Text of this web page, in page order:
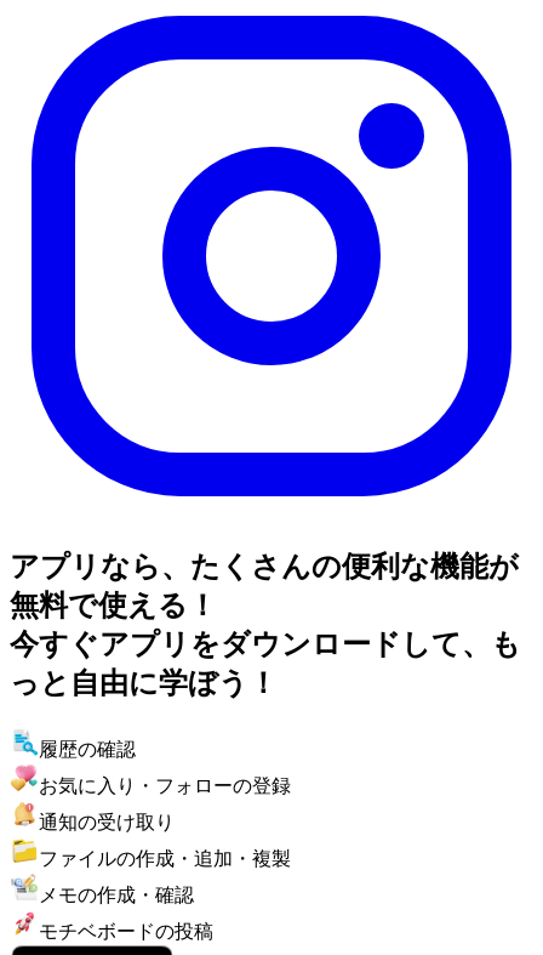
アプリなら、たくさんの便利な機能が
無料で使える！
今すぐアプリをダウンロードして、も
っと自由に学ぼう！
履歴の確認
お気に入り・フォローの登録
通知の受け取り
ファイルの作成・追加・複製
メモの作成・確認
モチベボードの投稿